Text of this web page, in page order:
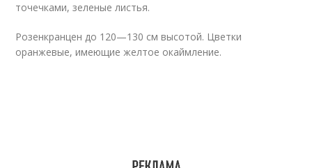
точечками, зеленые листья.
Розенкранцен до 120—130 см высотой. Цветки
оранжевые, имеющие желтое окаймление.